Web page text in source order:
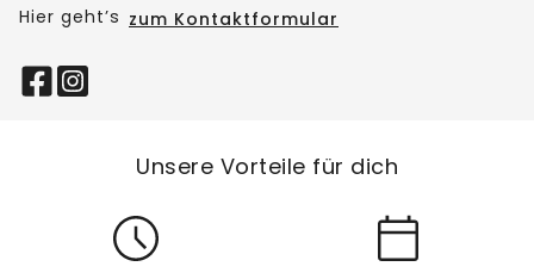
Hier geht’s zum Kontaktformular
Unsere Vorteile für dich